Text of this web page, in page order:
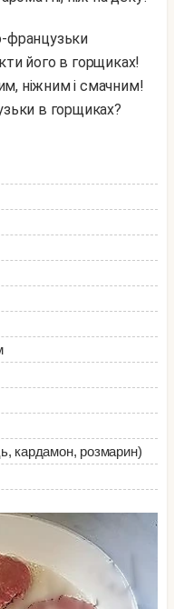
його в горщиках!
ніжним і смачним!
в горщиках?
кардамон, розмарин)